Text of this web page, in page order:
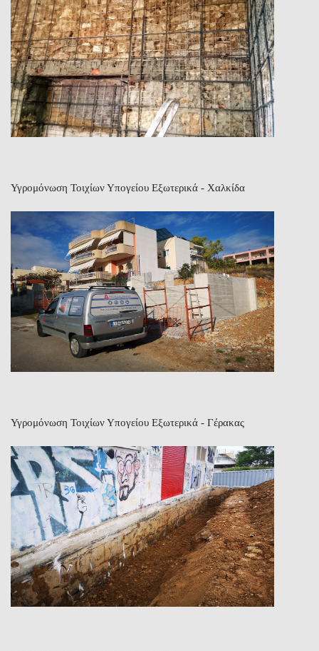
Υγρομόνωση Τοιχίων Υπογείου Εξωτερικά - Χαλκίδα
Υγρομόνωση Τοιχίων Υπογείου Εξωτερικά - Γέρακας